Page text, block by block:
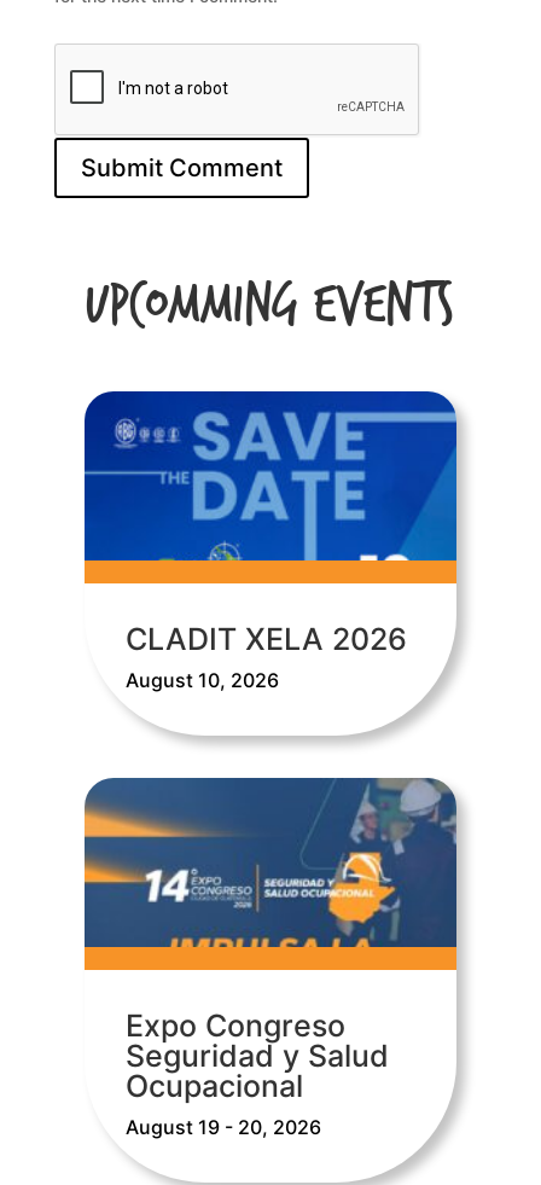
Upcomming Events
CLADIT XELA 2026
August 10, 2026
Expo Congreso
Seguridad y Salud
Ocupacional
August 19 - 20, 2026